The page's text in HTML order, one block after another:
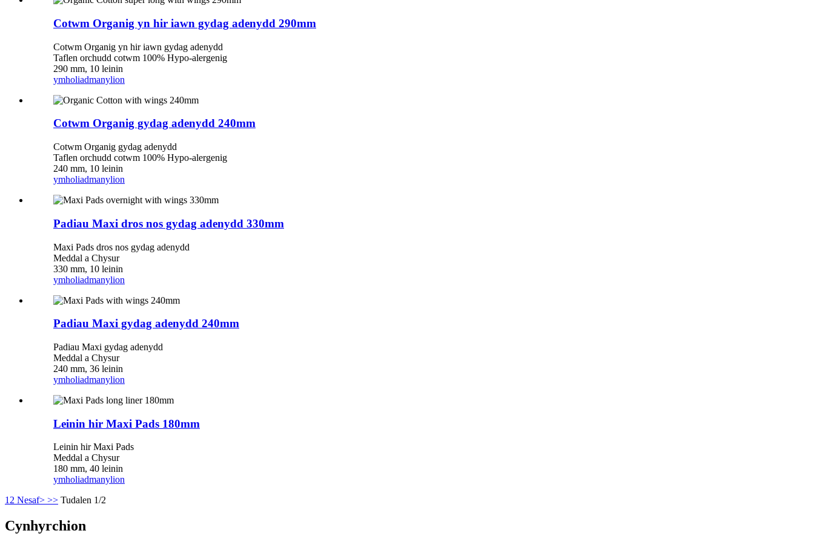
Cotwm Organig yn hir iawn gydag adenydd 290mm
Cotwm Organig yn hir iawn gydag adenydd
Taflen orchudd cotwm 100% Hypo-alergenig
290 mm, 10 leinin
ymholiadmanylion
Cotwm Organig gydag adenydd 240mm
Cotwm Organig gydag adenydd
Taflen orchudd cotwm 100% Hypo-alergenig
240 mm, 10 leinin
ymholiadmanylion
Padiau Maxi dros nos gydag adenydd 330mm
Maxi Pads dros nos gydag adenydd
Meddal a Chysur
330 mm, 10 leinin
ymholiadmanylion
Padiau Maxi gydag adenydd 240mm
Padiau Maxi gydag adenydd
Meddal a Chysur
240 mm, 36 leinin
ymholiadmanylion
Leinin hir Maxi Pads 180mm
Leinin hir Maxi Pads
Meddal a Chysur
180 mm, 40 leinin
ymholiadmanylion
12 Nesaf> >> Tudalen 1/2
Cynhyrchion